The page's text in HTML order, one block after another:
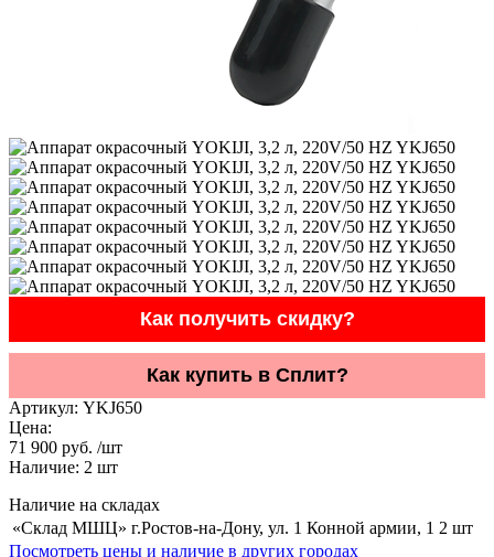
Как получить скидку?
Как купить в Сплит?
Артикул: YKJ650
Цена:
71 900 руб. /шт
Наличие: 2 шт
Наличие на складах
«Склад МШЦ» г.Ростов-на-Дону, ул. 1 Конной армии, 1 2 шт
Посмотреть цены и наличие в других городах